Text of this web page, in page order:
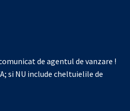
de agentul de vanzare !
si NU include cheltuielile de